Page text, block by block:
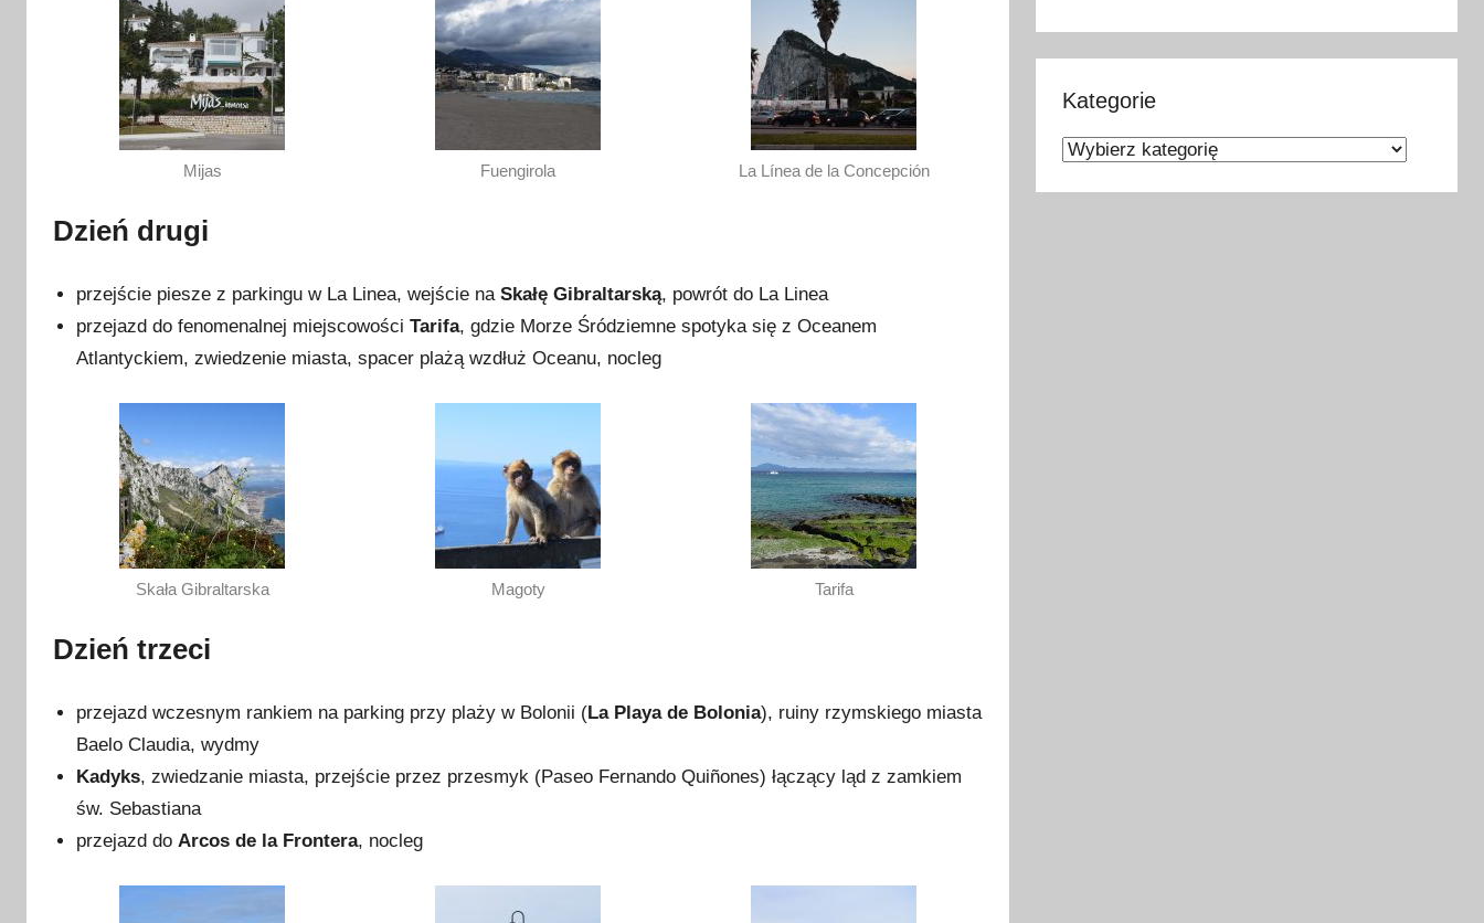
Mijas Fuengirola La Línea de la Concepción
Dzień drugi
przejście piesze z parkingu w La Linea, wejście naSkałę Gibraltarską, powrót do La Linea
przejazd do fenomenalnej miejscowościTarifa, gdzie Morze Śródziemne spotyka się z Oceanem
Atlantyckiem, zwiedzenie miasta, spacer plażą wzdłuż Oceanu, nocleg
Skała Gibraltarska Magoty Tarifa
Dzień trzeci
przejazd wczesnym rankiem na parking przy plaży w Bolonii (La Playa de Bolonia), ruiny rzymskiego miasta
Baelo Claudia, wydmy
Kadyks, zwiedzanie miasta, przejście przez przesmyk (Paseo Fernando Quiñones) łączący ląd z zamkiem
św. Sebastiana
przejazd doArcos de la Frontera, nocleg
Kategorie
Kategorie